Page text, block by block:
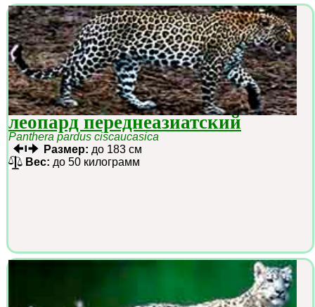
леопард переднеазиатский
Panthera pardus ciscaucasica
Размер: до 183 см
Вес: до 50 килограмм